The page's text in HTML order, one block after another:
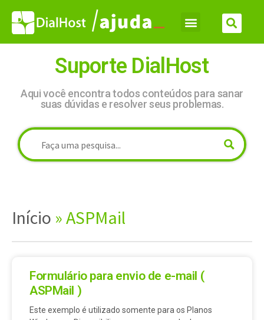
Suporte DialHost
Aqui você encontra todos conteúdos para sanar
suas dúvidas e resolver seus problemas.
Início »ASPMail
Formulário para envio de e-mail (
ASPMail )
Este exemplo é utilizado somente para os Planos